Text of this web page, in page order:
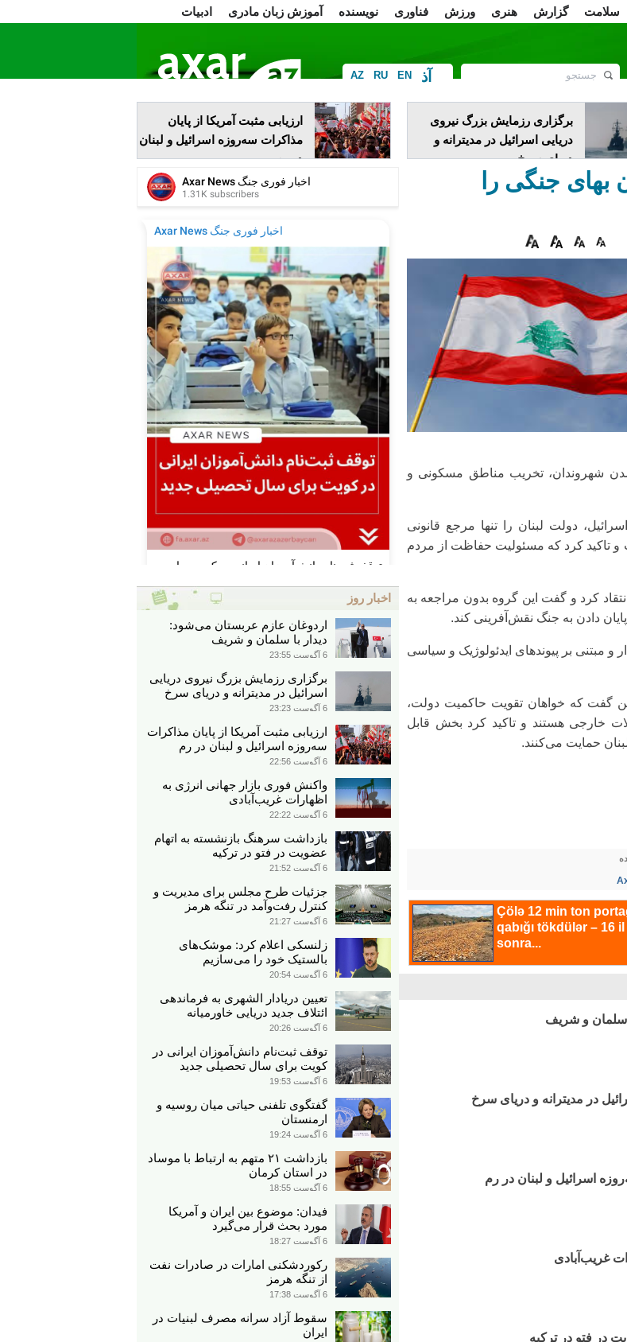
سلامت گزارش هنری ورزش فناوری نویسنده آموزش زبان مادری
ادبیات
AZ RU EN آذ
فا
برگزاری رزمایش بزرگ نیروی
دریایی اسرائیل در مدیترانه و
دریای سرخ​
ارزیابی مثبت آمریکا از پایان
مذاکرات سه‌روزه اسرائیل و لبنان
در رم
بهای جنگی را
شهروندان، تخریب مناطق مسکونی و
دولت لبنان را تنها مرجع قانونی
تاکید کرد که مسئولیت حفاظت از مردم
کرد و گفت این گروه بدون مراجعه به
دادن به جنگ نقش‌آفرینی کند.
و مبتنی بر پیوندهای ایدئولوژیک و سیاسی
گفت که خواهان تقویت حاکمیت دولت،
خارجی هستند و تاکید کرد بخش قابل
حمایت می‌کنند.
سلمان و شریف
در مدیترانه و دریای سرخ​
اسرائیل و لبنان در رم
غریب‌آبادی
در فتو در ترکیه
اخبار روز
اردوغان عازم عربستان می‌شود:
دیدار با سلمان و شریف
6 آگوست 23:55
برگزاری رزمایش بزرگ نیروی دریایی
اسرائیل در مدیترانه و دریای سرخ​
6 آگوست 23:23
ارزیابی مثبت آمریکا از پایان مذاکرات
سه‌روزه اسرائیل و لبنان در رم
6 آگوست 22:56
واکنش فوری بازار جهانی انرژی به
اظهارات غریب‌آبادی
6 آگوست 22:22
بازداشت سرهنگ بازنشسته به اتهام
عضویت در فتو در ترکیه
6 آگوست 21:52
جزئیات طرح مجلس برای مدیریت و
کنترل رفت‌وآمد در تنگه هرمز
6 آگوست 21:27
زلنسکی اعلام کرد: موشک‌های
بالستیک خود را می‌سازیم
6 آگوست 20:54
تعیین دریادار الشهری به فرماندهی
ائتلاف جدید دریایی خاورمیانه
6 آگوست 20:26
توقف ثبت‌نام دانش‌آموزان ایرانی در
کویت برای سال تحصیلی جدید
6 آگوست 19:53
گفتگوی تلفنی حیاتی میان روسیه و
ارمنستان
6 آگوست 19:24
بازداشت ۲۱ متهم به ارتباط با موساد
در استان کرمان
6 آگوست 18:55
فیدان: موضوع بین ایران و آمریکا
مورد بحث قرار می‌گیرد
6 آگوست 18:27
رکوردشکنی امارات در صادرات نفت
از تنگه هرمز
6 آگوست 17:38
سقوط آزاد سرانه مصرف لبنیات در
ایران